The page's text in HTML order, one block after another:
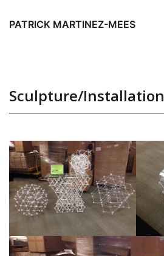
auPATRICK MARTINEZ-MEES
Sculpture/Installation